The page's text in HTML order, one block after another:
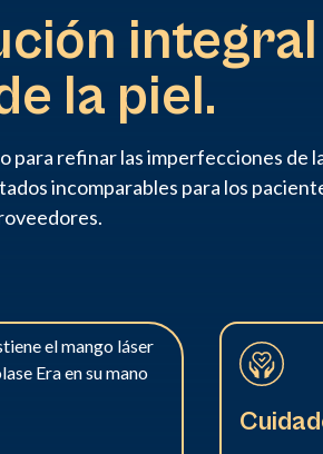
integral
la piel.
para refinar las imperfecciones de
incomparables para los